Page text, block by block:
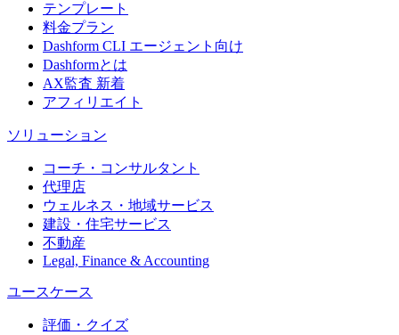
テンプレート
料金プラン
Dashform CLI エージェント向け
Dashformとは
AX監査 新着
アフィリエイト
ソリューション
コーチ・コンサルタント
代理店
ウェルネス・地域サービス
建設・住宅サービス
不動産
Legal, Finance & Accounting
ユースケース
評価・クイズ